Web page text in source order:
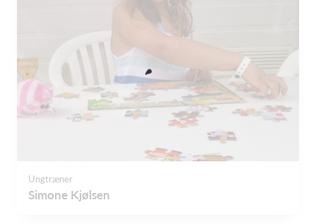
Ungtræner
Simone Kjølsen